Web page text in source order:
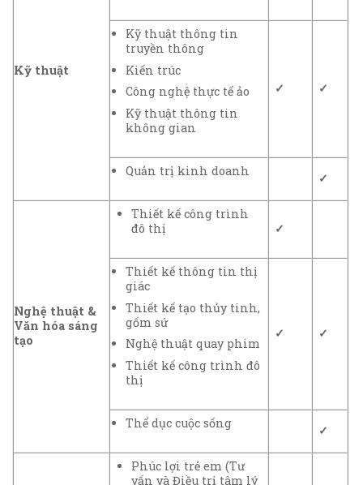
Kỹ thuật
Kỹ thuật thông tin
truyền thông
Kiến trúc
Công nghệ thực tế ảo
Kỹ thuật thông tin
không gian
✓ ✓
Quản trị kinh doanh ✓
Nghệ thuật &
Văn hóa sáng
tạo
Thiết kế công trình
đô thị
✓
Thiết kế thông tin thị
giác
Thiết kế tạo thủy tinh,
gốm sứ
Nghệ thuật quay phim
Thiết kế công trình đô
thị
✓ ✓
Thể dục cuộc sống ✓
Phúc lợi trẻ em (Tư
vấn và Điều trị tâm lý